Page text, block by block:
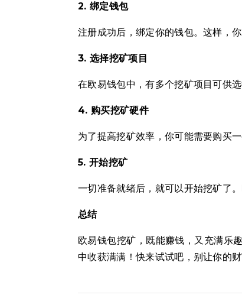
2. 绑定钱包
注册成功后，绑定你的钱包。这样，你
3. 选择挖矿项目
在欧易钱包中，有多个挖矿项目可供
4. 购买挖矿硬件
为了提高挖矿效率，你可能需要购买
5. 开始挖矿
一切准备就绪后，就可以开始挖矿了
总结
欧易钱包挖矿，既能赚钱，又充满乐
中收获满满！快来试试吧，别让你的财